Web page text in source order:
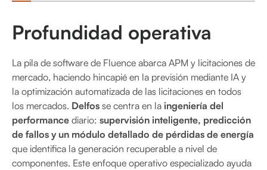
Profundidad operativa
La pila de software de Fluence abarca APM y licitaciones de
mercado, haciendo hincapié en la previsión mediante IA y
la optimización automatizada de las licitaciones en todos
los mercados. Delfos se centra en la ingeniería del
performance diario: supervisión inteligente, predicción
de fallos y un módulo detallado de pérdidas de energía
que identifica la generación recuperable a nivel de
componentes. Este enfoque operativo especializado ayuda